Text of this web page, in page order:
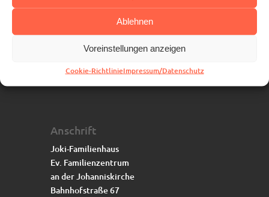
Ablehnen
Voreinstellungen anzeigen
Cookie-RichtlinieImpressum/Datenschutz
Anschrift
Joki-Familienhaus
Ev. Familienzentrum
an der Johanniskirche
Bahnhofstraße 67